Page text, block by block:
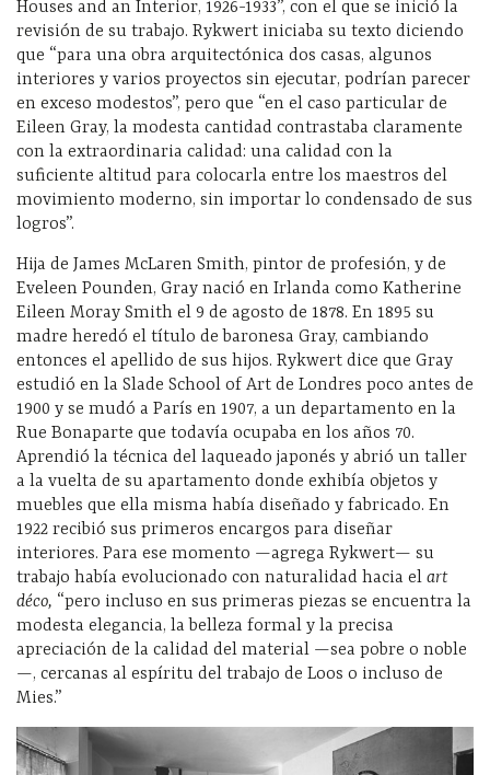
Houses and an Interior, 1926-1933”, con el que se inició la
revisión de su trabajo. Rykwert iniciaba su texto diciendo
que “para una obra arquitectónica dos casas, algunos
interiores y varios proyectos sin ejecutar, podrían parecer
en exceso modestos”, pero que “en el caso particular de
Eileen Gray, la modesta cantidad contrastaba claramente
con la extraordinaria calidad: una calidad con la
suficiente altitud para colocarla entre los maestros del
movimiento moderno, sin importar lo condensado de sus
logros”.
Hija de James McLaren Smith, pintor de profesión, y de
Eveleen Pounden, Gray nació en Irlanda como Katherine
Eileen Moray Smith el 9 de agosto de 1878. En 1895 su
madre heredó el título de baronesa Gray, cambiando
entonces el apellido de sus hijos. Rykwert dice que Gray
estudió en la Slade School of Art de Londres poco antes de
1900 y se mudó a París en 1907, a un departamento en la
Rue Bonaparte que todavía ocupaba en los años 70.
Aprendió la técnica del laqueado japonés y abrió un taller
a la vuelta de su apartamento donde exhibía objetos y
muebles que ella misma había diseñado y fabricado. En
1922 recibió sus primeros encargos para diseñar
interiores. Para ese momento —agrega Rykwert— su
trabajo había evolucionado con naturalidad hacia el art
déco, “pero incluso en sus primeras piezas se encuentra la
modesta elegancia, la belleza formal y la precisa
apreciación de la calidad del material —sea pobre o noble
—, cercanas al espíritu del trabajo de Loos o incluso de
Mies.”